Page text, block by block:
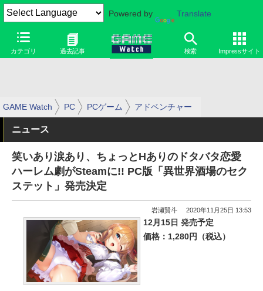
Powered by Translate
カテゴリ 過去記事 検索 Impressサイト
GAME Watch PC PCゲーム アドベンチャー
ニュース
笑いあり涙あり、ちょっとHありのドタバタ恋愛
ハーレム劇がSteamに!! PC版「異世界酒場のセク
ステット」発売決定
岩瀬賢斗 2020年11月25日 13:53
12月15日 発売予定
価格：1,280円（税込）